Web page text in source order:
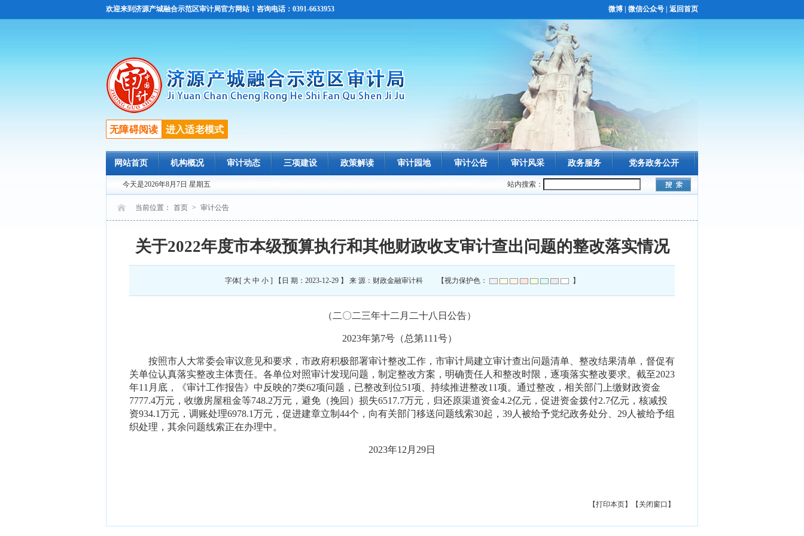
欢迎来到济源产城融合示范区审计局官方网站！咨询电话：0391-6633953 微博 微信公众号 返回首页
无障碍阅读 进入适老模式
网站首页 机构概况 审计动态 三项建设 政策解读 审计园地 审计公告 审计风采 政务服务 党务政务公开
今天是2026年8月7日 星期五 站内搜索：
当前位置： 首页 > 审计公告
关于2022年度市本级预算执行和其他财政收支审计查出问题的整改落实情况
字体[ 大 中 小] 【日 期：2023-12-29 】 来 源：财政金融审计科 【视力保护色： 】
（二〇二三年十二 月 二十八 日公告）
2023年第7号（总第111号）
按照市人大常委会审议意见和要求， 市政府积极部署审计整改工作，市审计局建立审计查出问题清单、整改结果清单，督促有
关单位认真落实整改主体责任。 各单位对照审计发现问题， 制定整改方案，明确责任人和整改时限， 逐项落实整改要求。 截至2023
年11 月底 ， 《审计工作报告》中反映的7类62项问题，已整改到位51项、持续推进整改11项。通过整改，相关部门上缴财政资金
7777.4万元，收缴房屋租金等748.2万元，避免（挽回）损失6517.7万元，归还原渠道资金4.2亿元，促进资金拨付2.7亿元，核减投
资934.1万元，调账处理6978.1万元，促进建章立制 44个，向有关部门移送问题线索30起， 39 人被给予党纪政务处分、 29 人被给予组
织处理，其余问题线索正在办理中。
2023年12 月 29日
【打印本页】 【关闭窗口】